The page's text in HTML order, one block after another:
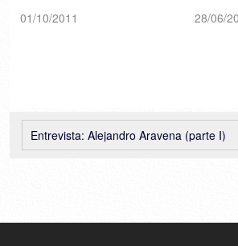
Arquitectos delegación de
01/10/2011
fueron
28/06/
Entrevista: Alejandro Aravena (parte I)